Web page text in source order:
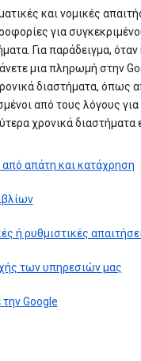
και νομικές
για
Για παράδειγμα,
μια πληρωμή στην
διαστήματα, όπως
από τους λόγους
χρονικά διαστήματα
απάτη και κατάχρηση
ή ρυθμιστικές
των υπηρεσιών μας
Google